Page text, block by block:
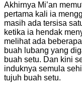
Akhirnya Mi’an
pertama kali ia
masih ada tersisa
ketika ia hendak
melihat ada
buah lubang yang
buah setu. Dan kini
induknya semula
tujuh buah setu.